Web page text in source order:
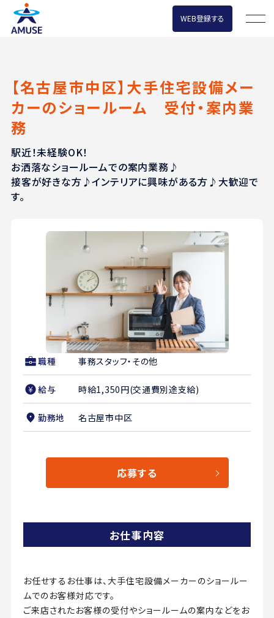
WEB登録する
【名古屋市中区】大手住宅設備メー
カーのショールーム 受付・案内業
務
駅近！未経験OK！
お洒落なショールームでの案内業務♪
接客が好きな方♪インテリアに興味がある方♪大歓迎で
す。
職種 事務スタッフ・その他
給与 時給1,350円(交通費別途支給)
勤務地 名古屋市中区
応募する
お仕事内容
お任せするお仕事は、大手住宅設備メーカーのショールー
ムでのお客様対応です。
ご来店されたお客様の受付やショールームの案内などをお